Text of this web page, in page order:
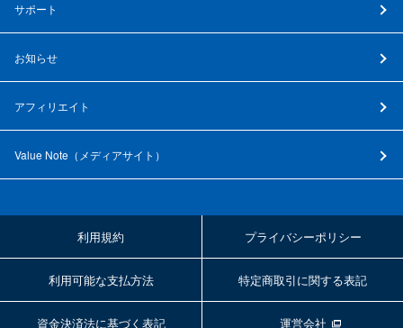
サポート
お知らせ
アフィリエイト
Value Note（ メディアサイト ）
利用規約 プライバシーポリシー
利用可能な支払方法 特定商取引に関する表記
資金決済法に基づく表記 運営会社